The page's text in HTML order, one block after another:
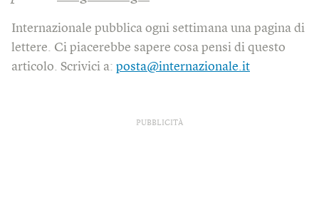
Internazionale pubblica ogni settimana una pagina di
lettere. Ci piacerebbe sapere cosa pensi di questo
articolo. Scrivici a: posta@internazionale.it
PUBBLICITÀ